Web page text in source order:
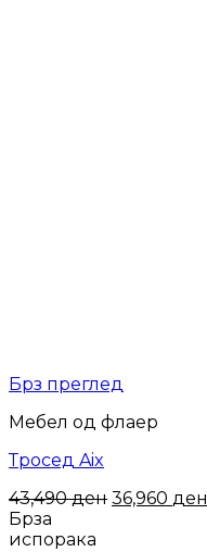
Брз преглед
Мебел од флаер
Тросед Aix
43,490ден Original
36,960 ден
Брза
испорака